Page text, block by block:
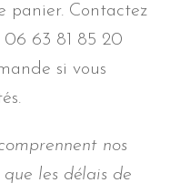
panier. Contactez
63 81 85 20
si vous
nos
les délais de